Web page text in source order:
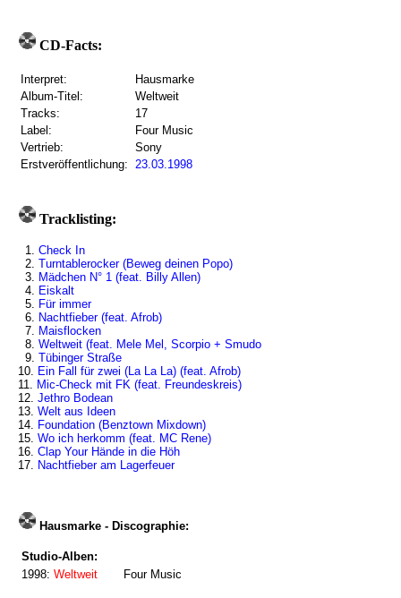
CD-Facts:
Interpret:
Hausmarke
Album-Titel:
Weltweit
Tracks:
17
Label:
Four Music
Vertrieb:
Sony
Erstveröffentlichung: 23.03.1998
Tracklisting:
1. Check In
2. Turntablerocker (Beweg deinen Popo)
3. Mädchen N° 1 (feat. Billy Allen)
4. Eiskalt
5. Für immer
6. Nachtfieber (feat. Afrob)
7. Maisflocken
8. Weltweit (feat. Mele Mel, Scorpio + Smudo
9. Tübinger Straße
10. Ein Fall für zwei (La La La) (feat. Afrob)
11. Mic-Check mit FK (feat. Freundeskreis)
12. Jethro Bodean
13. Welt aus Ideen
14. Foundation (Benztown Mixdown)
15. Wo ich herkomm (feat. MC Rene)
16. Clap Your Hände in die Höh
17. Nachtfieber am Lagerfeuer
Hausmarke - Discographie:
Studio-Alben:
1998: Weltweit Four Music